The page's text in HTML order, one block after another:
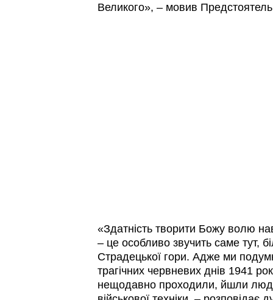
Великого», – мовив
«Здатність творити Божу волю
– це особливо звучить саме тут,
Страдецької гори. Адже ми
трагічних червневих днів 1941
нещодавно проходили, йшли